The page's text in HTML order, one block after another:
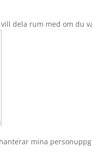
dela rum med om du
mina